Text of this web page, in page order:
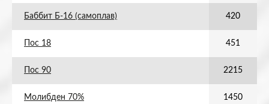
Баббит Б-16 (самоплав) 420
Пос 18 451
Пос 90 2215
Молибден 70% 1450